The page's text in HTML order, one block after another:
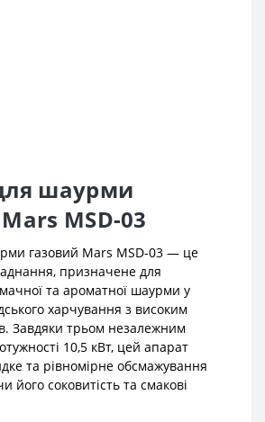
шаурми
MSD-03
газовий Mars MSD-03 — це
призначене для
та ароматної шаурми у
харчування з високим
Завдяки трьом незалежним
10,5 кВт, цей апарат
та рівномірне обсмажування
його соковитість та смакові